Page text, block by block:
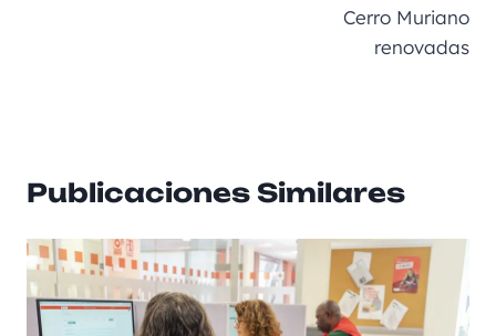
Cerro Muriano
renovadas
Publicaciones Similares